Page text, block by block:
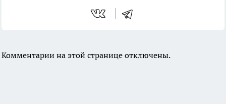
Комментарии на этой странице отключены.